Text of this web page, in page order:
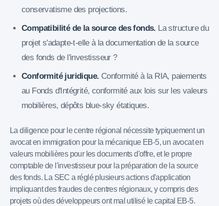
conservatisme des projections.
Compatibilité de la source des fonds. La structure du
projet s'adapte-t-elle à la documentation de la source
des fonds de l'investisseur ?
Conformité juridique. Conformité à la RIA, paiements
au Fonds d'Intégrité, conformité aux lois sur les valeurs
mobilières, dépôts blue-sky étatiques.
La diligence pour le centre régional nécessite typiquement un
avocat en immigration pour la mécanique EB-5, un avocat en
valeurs mobilières pour les documents d'offre, et le propre
comptable de l'investisseur pour la préparation de la source
des fonds. La SEC a réglé plusieurs actions d'application
impliquant des fraudes de centres régionaux, y compris des
projets où des développeurs ont mal utilisé le capital EB-5.